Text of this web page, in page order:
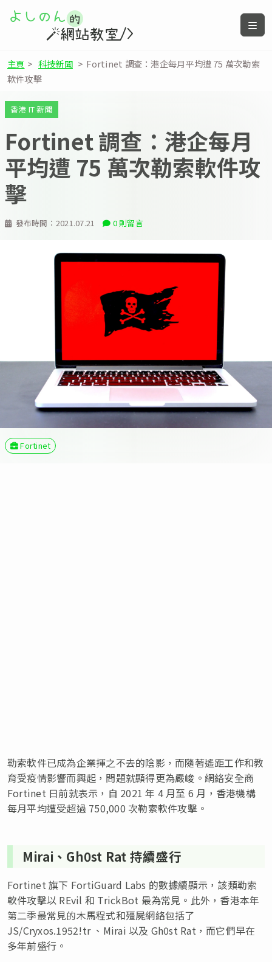
主頁 > 科技新聞 > Fortinet 調查：港企每月平均遭 75 萬次勒索
軟件攻擊
發布時間： 2021.07.21 0 則留言
香港 IT 新聞
Fortinet 調查：港企每月
平均遭 75 萬次勒索軟件攻
擊
Fortinet
勒索軟件已成為企業揮之不去的陰影，而隨著遙距工作和教
育受疫情影響而興起，問題就顯得更為嚴峻。網絡安全商
Fortinet 日前就表示，自 2021 年 4 月至 6 月，香港機構
每月平均遭受超過 750,000 次勒索軟件攻擊。
Mirai、Gh0st Rat 持續盛行
Fortinet 旗下 FortiGuard Labs 的數據續顯示，該類勒索
軟件攻擊以 REvil 和 TrickBot 最為常見。此外，香港本年
第二季最常見的木馬程式和殭屍網絡包括了
JS/Cryxos.1952!tr 、Mirai 以及 Gh0st Rat，而它們早在
多年前盛行。